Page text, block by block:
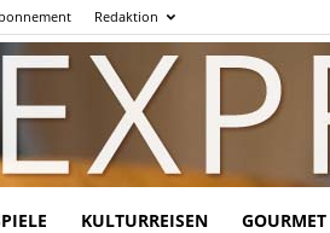
Redaktion
KULTURREISEN GOURMET